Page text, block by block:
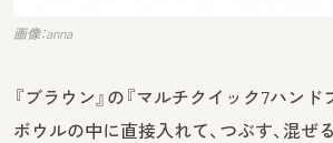
画像：anna
『ブラウン』の『マルチクイック7ハンド
ボウルの中に直接入れて、つぶす、混ぜ